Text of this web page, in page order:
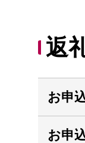
返
お申
お申